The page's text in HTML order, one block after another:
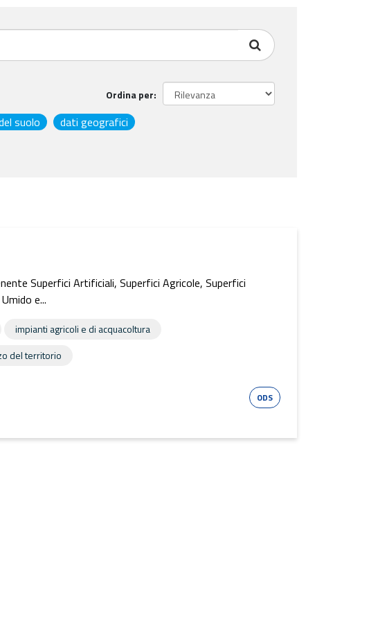
Ordina per
suolo
dati geografici
Superfici Artificiali, Superfici Agricole, Superfici
e...
impianti agricoli e di acquacoltura
del territorio
ODS